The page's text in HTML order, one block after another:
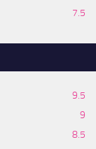
7.5
9.5
9
8.5